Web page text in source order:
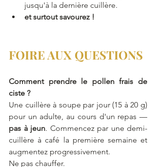
jusqu'à la dernière cuillère.
et surtout savourez !
FOIRE AUX QUESTIONS
Comment prendre le pollen frais de
ciste ?
Une cuillère à soupe par jour (15 à 20 g)
pas à jeun. Commencez par une demi-
cuillère à café la première semaine et
augmentez progressivement.
Ne pas chauffer.